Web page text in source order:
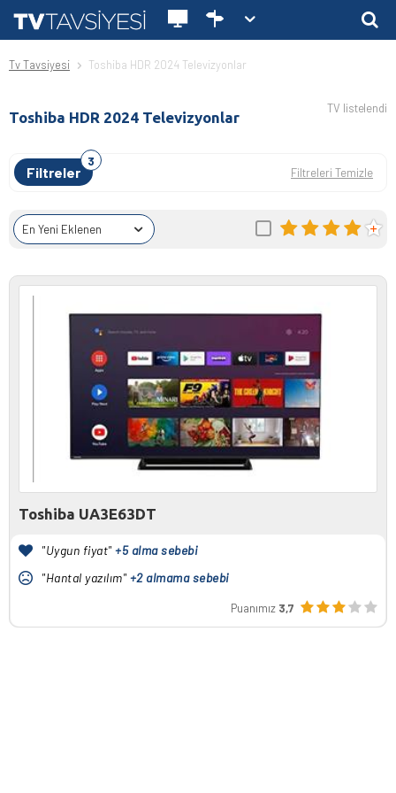
Tv Tavsiyesi Toshiba HDR 2024 Televizyonlar
Toshiba HDR 2024 Televizyonlar
TV listelendi
Filtreler Filtreleri Temizle
Toshiba UA3E63DT
"Uygun fiyat" +5 alma sebebi
"Hantal yazılım" +2 almama sebebi
Puanımız 3,7